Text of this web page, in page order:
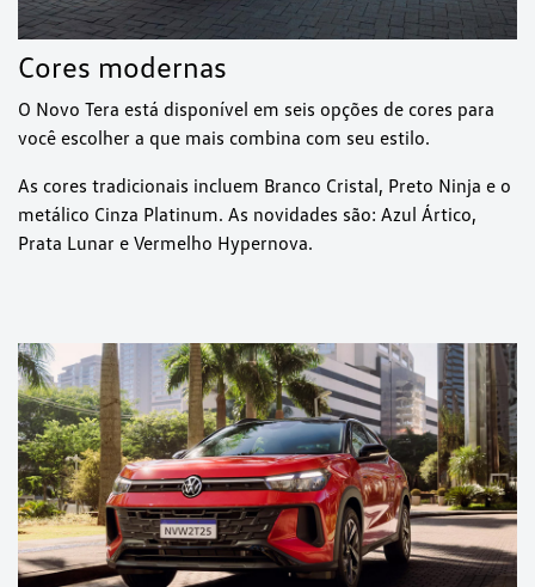
Cores modernas
O Novo Tera está disponível em seis opções de cores para
você escolher a que mais combina com seu estilo.
As cores tradicionais incluem Branco Cristal, Preto Ninja e o
metálico Cinza Platinum. As novidades são: Azul Ártico,
Prata Lunar e Vermelho Hypernova.